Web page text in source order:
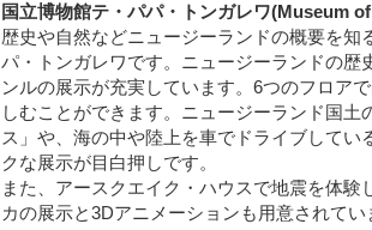
国立博物館テ・パパ・トンガレワ(Museum
歴史や自然などニュージーランドの概要を
パ・トンガレワです。ニュージーランドの歴
ンルの展示が充実しています。6つのフロア
しむことができます。ニュージーランド国
ス」や、海の中や陸上を車でドライブして
クな展示が目白押しです。
また、アースクエイク・ハウスで地震を体
カの展示と3Dアニメーションも用意されてい